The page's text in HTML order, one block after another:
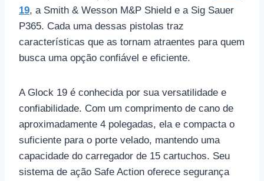
19, a Smith & Wesson M&P Shield e a Sig Sauer
P365. Cada uma dessas pistolas traz
características que as tornam atraentes para quem
busca uma opção confiável e eficiente.
A Glock 19 é conhecida por sua versatilidade e
confiabilidade. Com um comprimento de cano de
aproximadamente 4 polegadas, ela e compacta o
suficiente para o porte velado, mantendo uma
capacidade do carregador de 15 cartuchos. Seu
sistema de ação Safe Action oferece segurança